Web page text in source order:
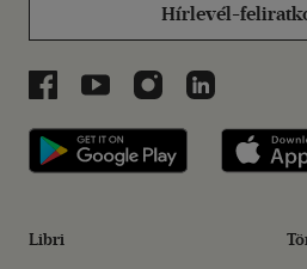
Hírlevél-
Libri a Facebookon
Libri a Youtube-on
Libri azLibri a
Libri
Libri